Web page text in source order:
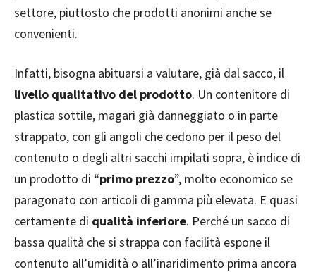
settore, piuttosto che prodotti anonimi anche se
convenienti.
Infatti, bisogna abituarsi a valutare, già dal sacco, il
livello qualitativo del prodotto. Un contenitore di
plastica sottile, magari già danneggiato o in parte
strappato, con gli angoli che cedono per il peso del
contenuto o degli altri sacchi impilati sopra, è indice di
un prodotto di “primo prezzo”, molto economico se
paragonato con articoli di gamma più elevata. E quasi
certamente di qualità inferiore. Perché un sacco di
bassa qualità che si strappa con facilità espone il
contenuto all’umidità o all’inaridimento prima ancora